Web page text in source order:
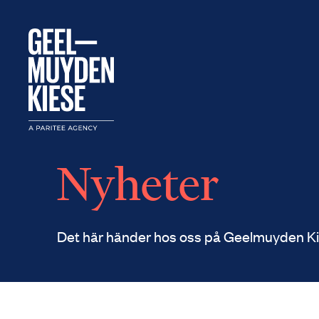
Nyheter
Det här händer hos oss på Geelmuyden